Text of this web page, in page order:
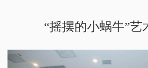
“摇摆的小蜗牛”艺